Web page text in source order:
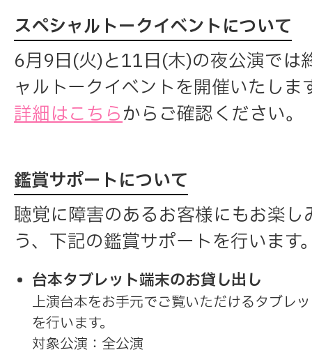
スペシャルトークイベントについて
6月9日(火)と11日(木)の夜公演では
ャルトークイベントを開催いたしま
詳細はこちらからご確認ください。
鑑賞サポートについて
聴覚に障害のあるお客様にもお楽し
う、下記の鑑賞サポートを行います
台本タブレット端末のお貸し出し
上演台本をお手元でご覧いただけるタブレ
を行います。
対象公演：全公演